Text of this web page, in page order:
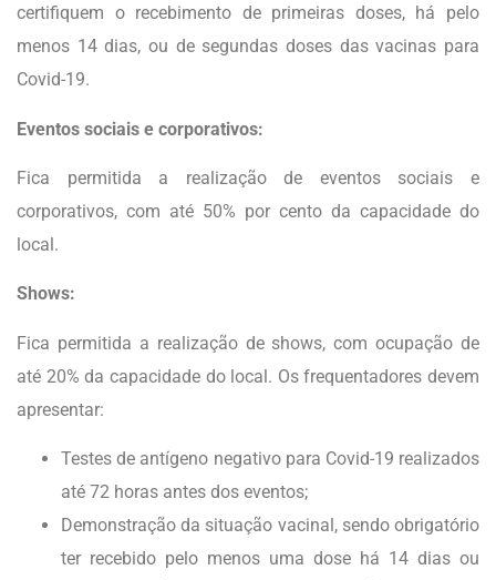
certifiquem o recebimento de primeiras doses, há pelo
menos 14 dias, ou de segundas doses das vacinas para
Covid-19.
Eventos sociais e corporativos:
Fica permitida a realização de eventos sociais e
corporativos, com até 50% por cento da capacidade do
local.
Shows:
Fica permitida a realização de shows, com ocupação de
até 20% da capacidade do local. Os frequentadores devem
apresentar:
Testes de antígeno negativo para Covid-19 realizados
até 72 horas antes dos eventos;
Demonstração da situação vacinal, sendo obrigatório
ter recebido pelo menos uma dose há 14 dias ou